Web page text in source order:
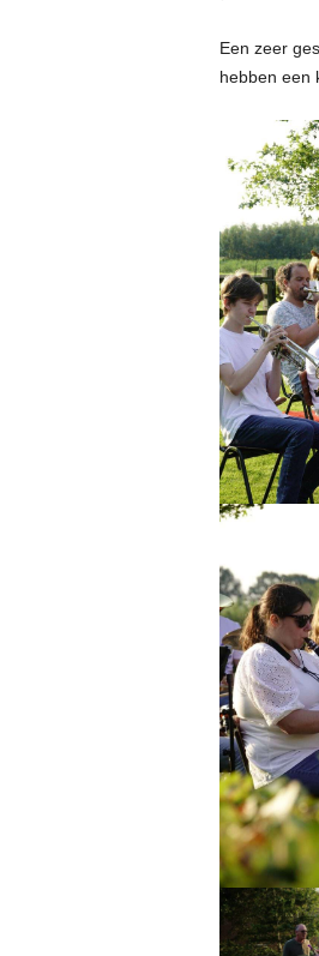
Een zeer
hebben een